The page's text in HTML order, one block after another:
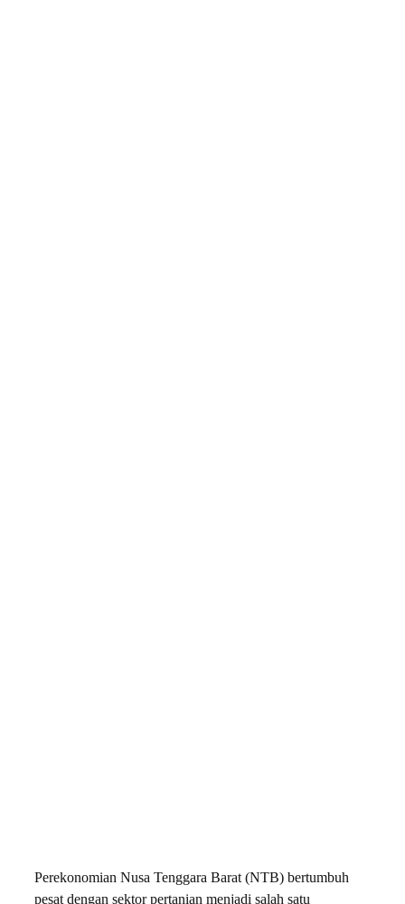
Perekonomian Nusa Tenggara Barat (NTB) bertumbuh
pesat dengan sektor pertanian menjadi salah satu